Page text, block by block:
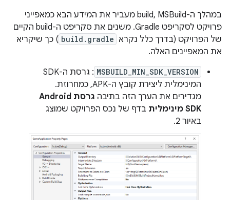
במהלך ה-build, MSBuild מעביר את המידע הבא כמאפייני
פרויקט לסקריפט Gradle. משנים את סקריפט ה-build הקיים
של הפרויקט (בדרך כלל נקרא build.gradle ) כך שיקריא
את המאפיינים האלה.
MSBUILD_MIN_SDK_VERSION
: גרסת ה-SDK
המינימלית ליצירת קובץ ה-APK, כמחרוזת.
מגדירים את הערך הזה בתיבה
גרסת Android
SDK מינימלית
בדף של נכס הפרויקט שמוצג
באיור 2.